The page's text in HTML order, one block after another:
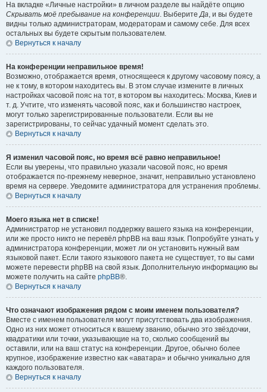
На вкладке «Личные настройки» в личном разделе вы найдёте опцию
Скрывать моё пребывание на конференции. ВыберитеДа, и вы будете
видны только администраторам, модераторам и самому себе. Для всех
остальных вы будете скрытым пользователем.
Вернуться к началу
На конференции неправильное время!
Возможно, отображается время, относящееся к другому часовому поясу, а
не к тому, в котором находитесь вы. В этом случае измените в личных
настройках часовой пояс на тот, в котором вы находитесь: Москва, Киев и
т. д. Учтите, что изменять часовой пояс, как и большинство настроек,
могут только зарегистрированные пользователи. Если вы не
зарегистрированы, то сейчас удачный момент сделать это.
Вернуться к началу
Я изменил часовой пояс, но время всё равно неправильное!
Если вы уверены, что правильно указали часовой пояс, но время
отображается по-прежнему неверное, значит, неправильно установлено
время на сервере. Уведомите администратора для устранения проблемы.
Вернуться к началу
Моего языка нет в списке!
Администратор не установил поддержку вашего языка на конференции,
или же просто никто не перевёл phpBB на ваш язык. Попробуйте узнать у
администратора конференции, может ли он установить нужный вам
языковой пакет. Если такого языкового пакета не существует, то вы сами
можете перевести phpBB на свой язык. Дополнительную информацию вы
можете получить на сайте phpBB®.
Вернуться к началу
Что означают изображения рядом с моим именем пользователя?
Вместе с именем пользователя могут присутствовать два изображения.
Одно из них может относиться к вашему званию, обычно это звёздочки,
квадратики или точки, указывающие на то, сколько сообщений вы
оставили, или на ваш статус на конференции. Другое, обычно более
крупное, изображение известно как «аватара» и обычно уникально для
каждого пользователя.
Вернуться к началу